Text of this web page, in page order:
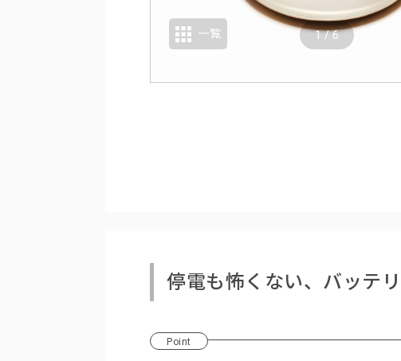
1/6
一覧
停電も怖くない、バッテ
Point